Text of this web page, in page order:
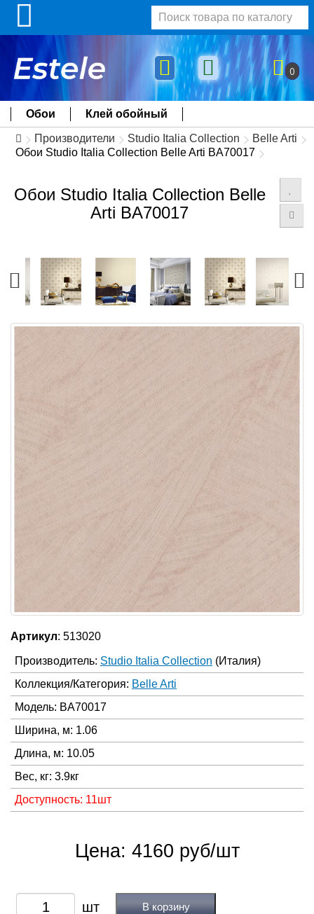
0
Обои Клей обойный
Производители Studio Italia Collection
Belle Arti
Обои Studio Italia Collection Belle Arti BA70017
Обои Studio Italia Collection Belle
Arti BA70017
Артикул: 513020
Производитель: Studio Italia Collection (Италия)
Коллекция/Категория: Belle Arti
Модель: BA70017
Ширина, м: 1.06
Длина, м: 10.05
Вес, кг: 3.9кг
Доступность: 11шт
Цена: 4160 руб/шт
В корзину